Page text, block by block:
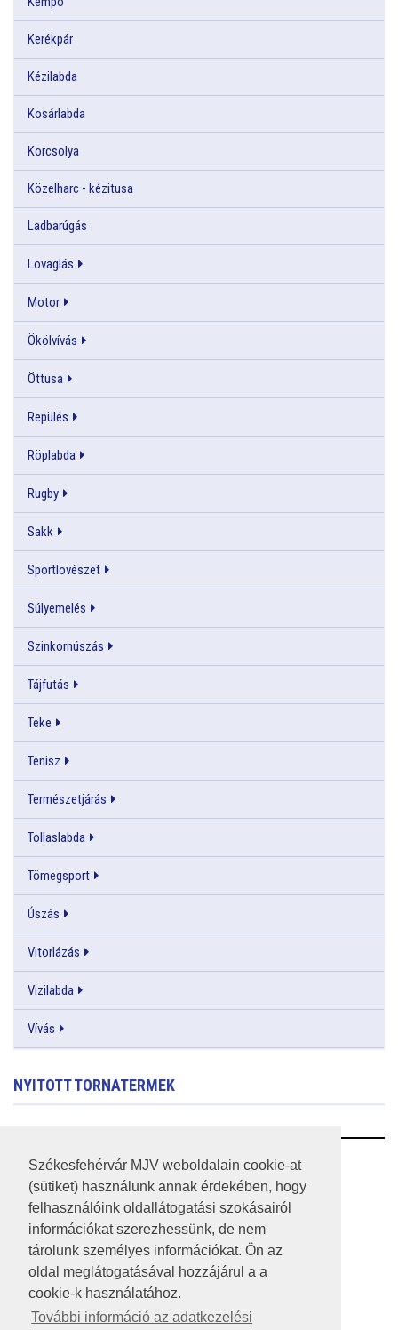
Székesfehérvár MJV weboldalain cookie-at
(sütiket) használunk annak érdekében, hogy
felhasználóink oldallátogatási szokásairól
információkat szerezhessünk, de nem
tárolunk személyes információkat. Ön az
oldal meglátogatásával hozzájárul a a
cookie-k használatához.
További információ az adatkezelési
Kerékpár
Kézilabda
Kosárlabda
Korcsolya
Közelharc - kézitusa
Ladbarúgás
Lovaglás
Motor
Ökölvívás
Öttusa
Repülés
Röplabda
Rugby
Sakk
Sportlövészet
Súlyemelés
Szinkornúszás
Tájfutás
Teke
Tenisz
Természetjárás
Tollaslabda
Tömegsport
Úszás
Vitorlázás
Vizilabda
Vívás
NYITOTT TORNATERMEK
RSS
A HONLAP 2017.03.31-I ÁLLAPOTA
JOGI NYILATKOZAT
IMPRESSZUM